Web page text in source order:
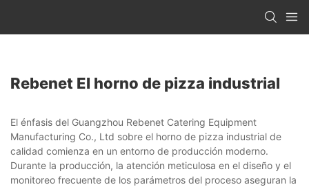
Rebenet El horno de pizza industrial
El énfasis del Guangzhou Rebenet Catering Equipment
Manufacturing Co., Ltd sobre el horno de pizza industrial de
calidad comienza en un entorno de producción moderno.
Durante la producción, la atención meticulosa en el diseño y el
monitoreo frecuente de los parámetros del proceso aseguran la